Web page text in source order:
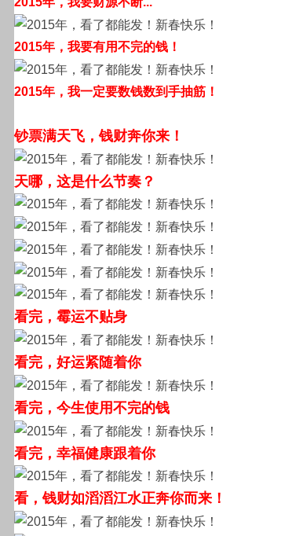
2015年，我要有用不完的钱！
2015年，我一定要数钱数到手抽筋！
钞票满天飞，钱财奔你来！
天哪，这是什么节奏？
看完，霉运不贴身
看完，好运紧随着你
看完，今生使用不完的钱
看完，幸福健康跟着你
看，钱财如滔滔江水正奔你而来！